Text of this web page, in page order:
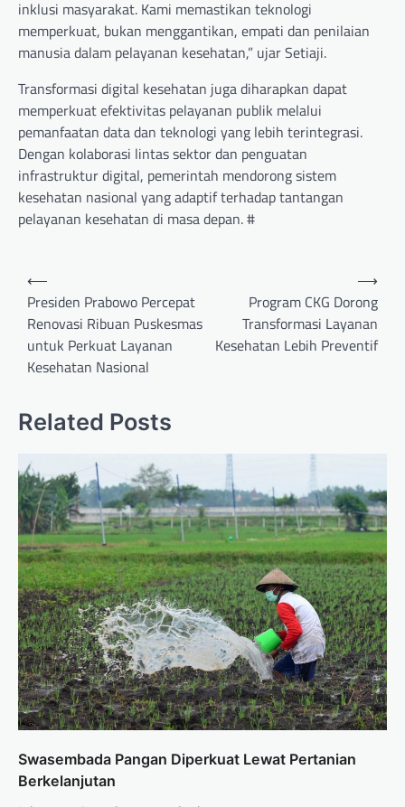
inklusi masyarakat. Kami memastikan teknologi
memperkuat, bukan menggantikan, empati dan penilaian
manusia dalam pelayanan kesehatan,” ujar Setiaji.
Transformasi digital kesehatan juga diharapkan dapat
memperkuat efektivitas pelayanan publik melalui
pemanfaatan data dan teknologi yang lebih terintegrasi.
Dengan kolaborasi lintas sektor dan penguatan
infrastruktur digital, pemerintah mendorong sistem
kesehatan nasional yang adaptif terhadap tantangan
pelayanan kesehatan di masa depan. #
Post
navigation
⟵
Presiden Prabowo Percepat
Renovasi Ribuan Puskesmas
untuk Perkuat Layanan
Kesehatan Nasional
Program CKG Dorong
Transformasi Layanan
Kesehatan Lebih Preventif
⟶
Related Posts
Swasembada Pangan Diperkuat Lewat Pertanian
Berkelanjutan